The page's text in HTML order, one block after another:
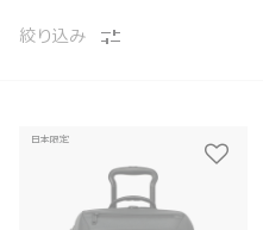
絞り込み
日本限定